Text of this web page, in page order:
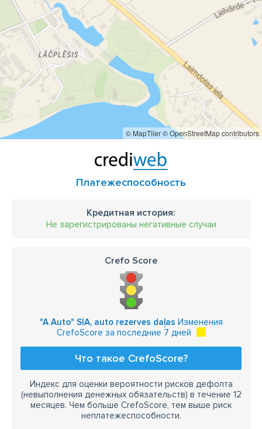
© MapTiler© OpenStreetMap contributors
Платежеспособность
Кредитная история:
Не зарегистрированы негативные случаи
Crefo Score
"A Auto" SIA, auto rezerves daļas Изменения
CrefoScore за последние 7 дней
Что такое CrefoScore?
Индекс для оценки вероятности рисков дефолта
(невыполнения денежных обязательств) в течение 12
месяцев. Чем больше CrefoScore, тем выше риск
неплатежеспособности.